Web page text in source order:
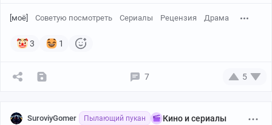
[моё] Советую посмотреть Сериалы Рецензия Драма
3 1
7 5
SuroviyGomer Пылающий пукан Кино и сериалы